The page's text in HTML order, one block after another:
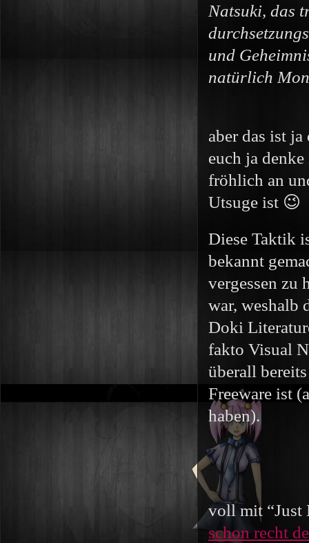
Natsuki, das
und
natürlich
aber das ist
euch ja
fröhlich an
Utsuge ist 😉
Diese Taktik
bekannt
vergessen zu
war, weshalb
Doki
fakto Visual
überall
Freeware ist
haben).
voll mit “Just
schon recht